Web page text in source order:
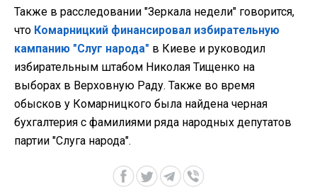
Также в расследовании "Зеркала недели" говорится,
что Комарницкий финансировал избирательную
кампанию "Слуг народа" в Киеве и руководил
избирательным штабом Николая Тищенко на
выборах в Верховную Раду. Также во время
обысков у Комарницкого была найдена черная
бухгалтерия с фамилиями ряда народных депутатов
партии "Слуга народа".